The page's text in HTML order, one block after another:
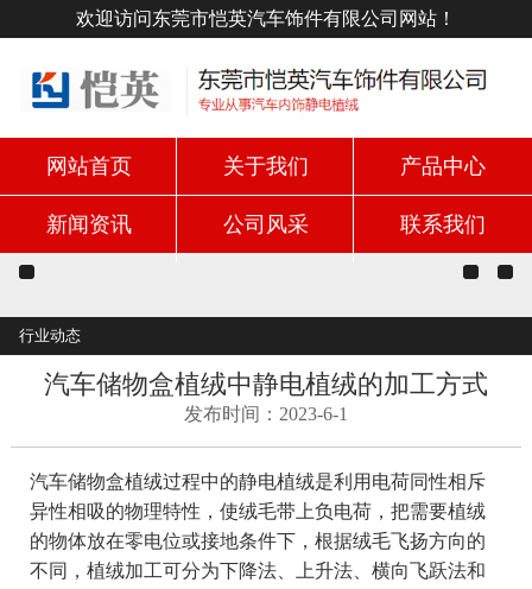
欢迎访问东莞市恺英汽车饰件有限公司网站！
网站首页 关于我们 产品中心
新闻资讯 公司风采 联系我们
行业动态
汽车储物盒植绒中静电植绒的加工方式
发布时间：2023-6-1
汽车储物盒植绒过程中的静电植绒是利用电荷同性相斥
异性相吸的物理特性，使绒毛带上负电荷，把需要植绒
的物体放在零电位或接地条件下，根据绒毛飞扬方向的
不同，植绒加工可分为下降法、上升法、横向飞跃法和